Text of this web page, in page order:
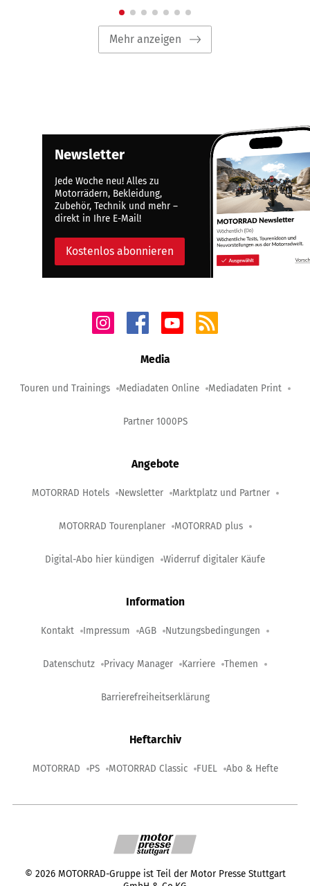
Mehr anzeigen
Newsletter
Jede Woche neu! Alles zu
Motorrädern, Bekleidung,
Zubehör, Technik und mehr –
direkt in Ihre E-Mail!
Kostenlos abonnieren
Media
Touren und Trainings Mediadaten Online Mediadaten Print
Partner 1000PS
Angebote
MOTORRAD Hotels Newsletter Marktplatz und Partner
MOTORRAD Tourenplaner MOTORRAD plus
Digital-Abo hier kündigen Widerruf digitaler Käufe
Information
Kontakt Impressum AGB Nutzungsbedingungen
Datenschutz Privacy Manager Karriere Themen
Barrierefreiheitserklärung
Heftarchiv
MOTORRAD PS MOTORRAD Classic FUEL Abo & Hefte
© 2026 MOTORRAD-Gruppe ist Teil der Motor Presse Stuttgart